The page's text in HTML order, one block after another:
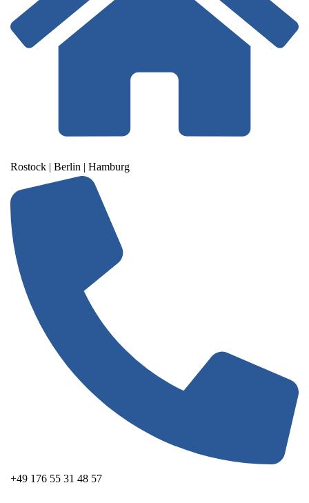
Rostock | Berlin | Hamburg
+49 176 55 31 48 57